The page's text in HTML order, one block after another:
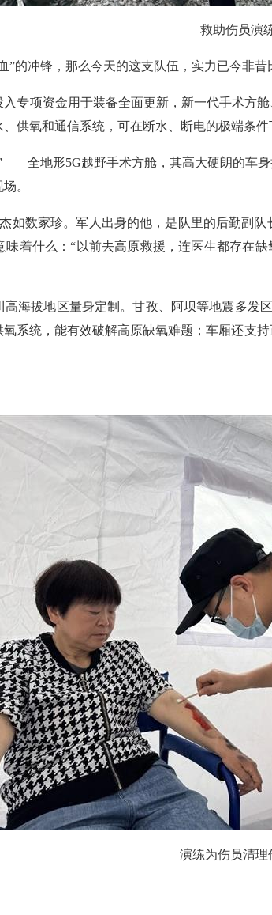
救助伤员演
”的冲锋，那么今天的这支队伍，实力已今非昔
专项资金用于装备全面更新，新一代手术方
氧和通信系统，可在断水、断电的极端条件
全地形5G越野手术方舱，其高大硬朗的车
。
如数家珍。军人出身的他，是队里的后勤副
着什么：“以前去高原救援，连医生都存在
海拔地区量身定制。甘孜、阿坝等地震多发
系统，能有效破解高原缺氧难题；车厢还支
演练为伤员清理